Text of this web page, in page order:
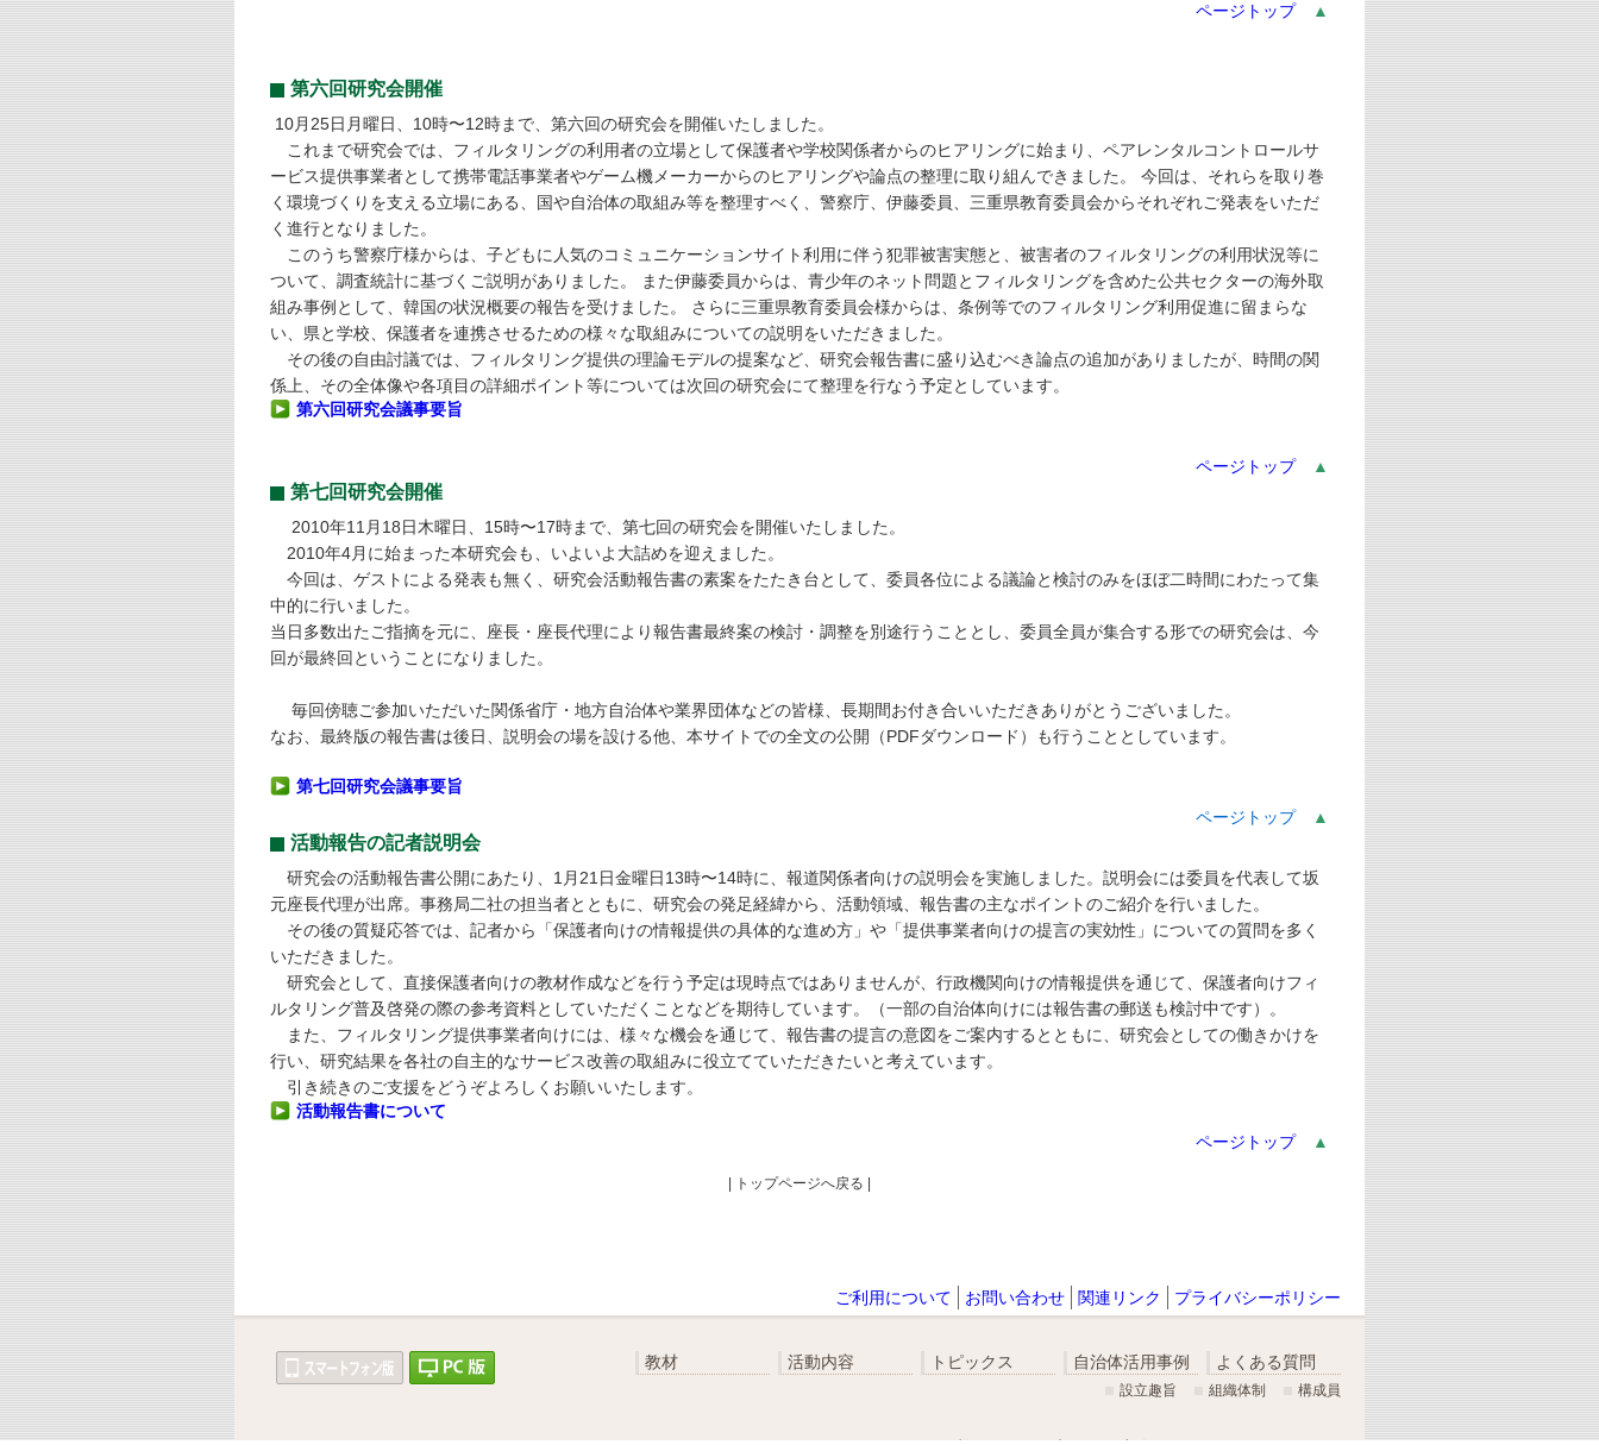
ページトップ
▲
第六回研究会開催
10月25日月曜日、10時〜12時まで、第六回の研究会を開催いたしました。
これまで研究会では、フィルタリングの利用者の立場として保護者や学校関係者からのヒアリングに始まり、ペアレンタルコントロールサ
ービス提供事業者として携帯電話事業者やゲーム機メーカーからのヒアリングや論点の整理に取り組んできました。 今回は、それらを取り巻
く環境づくりを支える立場にある、国や自治体の取組み等を整理すべく、警察庁、伊藤委員、三重県教育委員会からそれぞれご発表をいただ
く進行となりました。
このうち警察庁様からは、子どもに人気のコミュニケーションサイト利用に伴う犯罪被害実態と、被害者のフィルタリングの利用状況等に
ついて、調査統計に基づくご説明がありました。 また伊藤委員からは、青少年のネット問題とフィルタリングを含めた公共セクターの海外取
組み事例として、韓国の状況概要の報告を受けました。 さらに三重県教育委員会様からは、条例等でのフィルタリング利用促進に留まらな
い、県と学校、保護者を連携させるための様々な取組みについての説明をいただきました。
その後の自由討議では、フィルタリング提供の理論モデルの提案など、研究会報告書に盛り込むべき論点の追加がありましたが、時間の関
係上、その全体像や各項目の詳細ポイント等については次回の研究会にて整理を行なう予定としています。
第六回研究会議事要旨
ページトップ ▲
第七回研究会開催
2010年11月18日木曜日、15時〜17時まで、第七回の研究会を開催いたしました。
2010年4月に始まった本研究会も、いよいよ大詰めを迎えました。
今回は、ゲストによる発表も無く、研究会活動報告書の素案をたたき台として、委員各位による議論と検討のみをほぼ二時間にわたって集
中的に行いました。
当日多数出たご指摘を元に、座長・座長代理により報告書最終案の検討・調整を別途行うこととし、委員全員が集合する形での研究会は、今
回が最終回ということになりました。
毎回傍聴ご参加いただいた関係省庁・地方自治体や業界団体などの皆様、長期間お付き合いいただきありがとうございました。
なお、最終版の報告書は後日、説明会の場を設ける他、本サイトでの全文の公開（PDFダウンロード）も行うこととしています。
第七回研究会議事要旨
ページトップ
▲
活動報告の記者説明会
研究会の活動報告書公開にあたり、1月21日金曜日13時〜14時に、報道関係者向けの説明会を実施しました。説明会には委員を代表して坂
元座長代理が出席。事務局二社の担当者とともに、研究会の発足経緯から、活動領域、報告書の主なポイントのご紹介を行いました。
その後の質疑応答では、記者から「保護者向けの情報提供の具体的な進め方」や「提供事業者向けの提言の実効性」についての質問を多く
いただきました。
研究会として、直接保護者向けの教材作成などを行う予定は現時点ではありませんが、行政機関向けの情報提供を通じて、保護者向けフィ
ルタリング普及啓発の際の参考資料としていただくことなどを期待しています。（一部の自治体向けには報告書の郵送も検討中です）。
また、フィルタリング提供事業者向けには、様々な機会を通じて、報告書の提言の意図をご案内するとともに、研究会としての働きかけを
行い、研究結果を各社の自主的なサービス改善の取組みに役立てていただきたいと考えています。
引き続きのご支援をどうぞよろしくお願いいたします。
活動報告書について
ページトップ
▲
| トップページへ戻る |
ご利用について お問い合わせ 関連リンク プライバシーポリシー
教材 活動内容 トピックス 自治体活用事例 よくある質問
設立趣旨 組織体制 構成員